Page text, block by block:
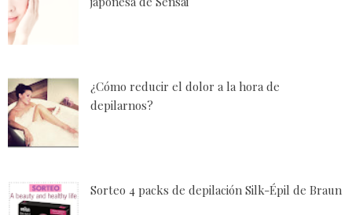
¿Cómo reducir el dolor a la hora de
depilarnos?
Sorteo 4 packs de depilación Silk-Épil de Braun